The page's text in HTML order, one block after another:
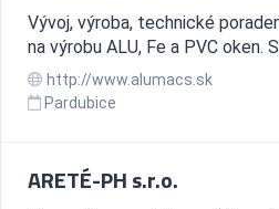
Vývoj, výroba, technické
na výrobu ALU, Fe a PVC oken.
http://www.alumacs.sk
Pardubice
ARETÉ-PH s.r.o.